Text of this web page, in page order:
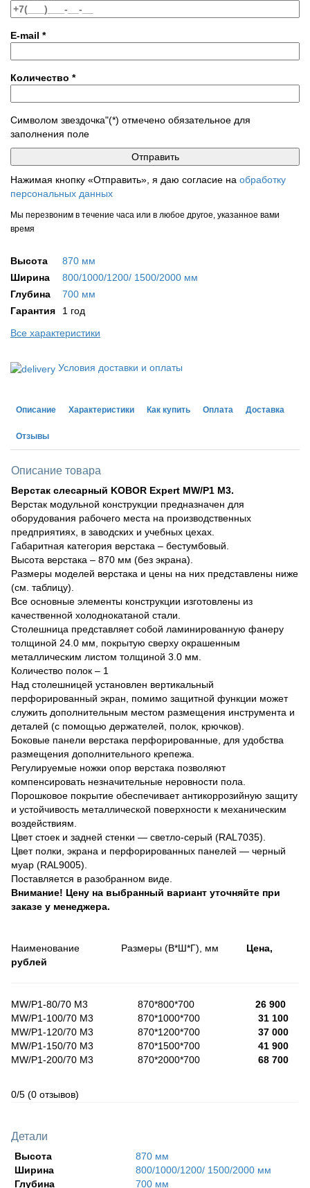
E-mail *
Количество *
Символом звездочка"(*) отмечено обязательное для
заполнения поле
Нажимая кнопку «Отправить», я даю согласие на обработку
персональных данных
Мы перезвоним в течение часа или в любое другое, указанное вами
время
Высота
870 мм
Ширина
800/1000/1200/ 1500/2000 мм
Глубина
700 мм
Гарантия
1 год
Все характеристики
Условия доставки и оплаты
Описание Характеристики Как купить Оплата Доставка
Отзывы
Описание товара
Верстак слесарный KOBOR Expert MW/P1 M3.
Верстак модульной конструкции предназначен для
оборудования рабочего места на производственных
предприятиях, в заводских и учебных цехах.
Габаритная категория верстака – бестумбовый.
Высота верстака – 870 мм (без экрана).
Размеры моделей верстака и цены на них представлены ниже
(см. таблицу).
Все основные элементы конструкции изготовлены из
качественной холоднокатаной стали.
Столешница представляет собой ламинированную фанеру
толщиной 24.0 мм, покрытую сверху окрашенным
металлическим листом толщиной 3.0 мм.
Количество полок – 1
Над столешницей установлен вертикальный
перфорированный экран, помимо защитной функции может
служить дополнительным местом размещения инструмента и
деталей (с помощью держателей, полок, крючков).
Боковые панели верстака перфорированные, для удобства
размещения дополнительного крепежа.
Регулируемые ножки опор верстака позволяют
компенсировать незначительные неровности пола.
Порошковое покрытие обеспечивает антикоррозийную защиту
и устойчивость металлической поверхности к механическим
воздействиям.
Цвет стоек и задней стенки — светло-серый (RAL7035).
Цвет полки, экрана и перфорированных панелей — черный
муар (RAL9005).
Поставляется в разобранном виде.
Внимание! Цену на выбранный вариант уточняйте при
заказе у менеджера.
Наименование Размеры (В*Ш*Г), мм Цена,
рублей
MW/P1-80/70 M3 870*800*700 26 900
MW/P1-100/70 M3 870*1000*700 31 100
MW/P1-120/70 M3 870*1200*700 37 000
MW/P1-150/70 M3 870*1500*700 41 900
MW/P1-200/70 M3 870*2000*700 68 700
0/5 (0 отзывов)
Детали
Высота
870 мм
Ширина
800/1000/1200/ 1500/2000 мм
Глубина
700 мм